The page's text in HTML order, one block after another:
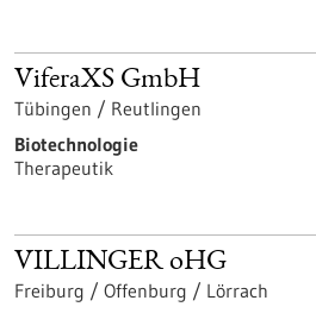
ViferaXS GmbH
Tübingen / Reutlingen
Biotechnologie
Therapeutik
VILLINGER oHG
Freiburg / Offenburg / Lörrach